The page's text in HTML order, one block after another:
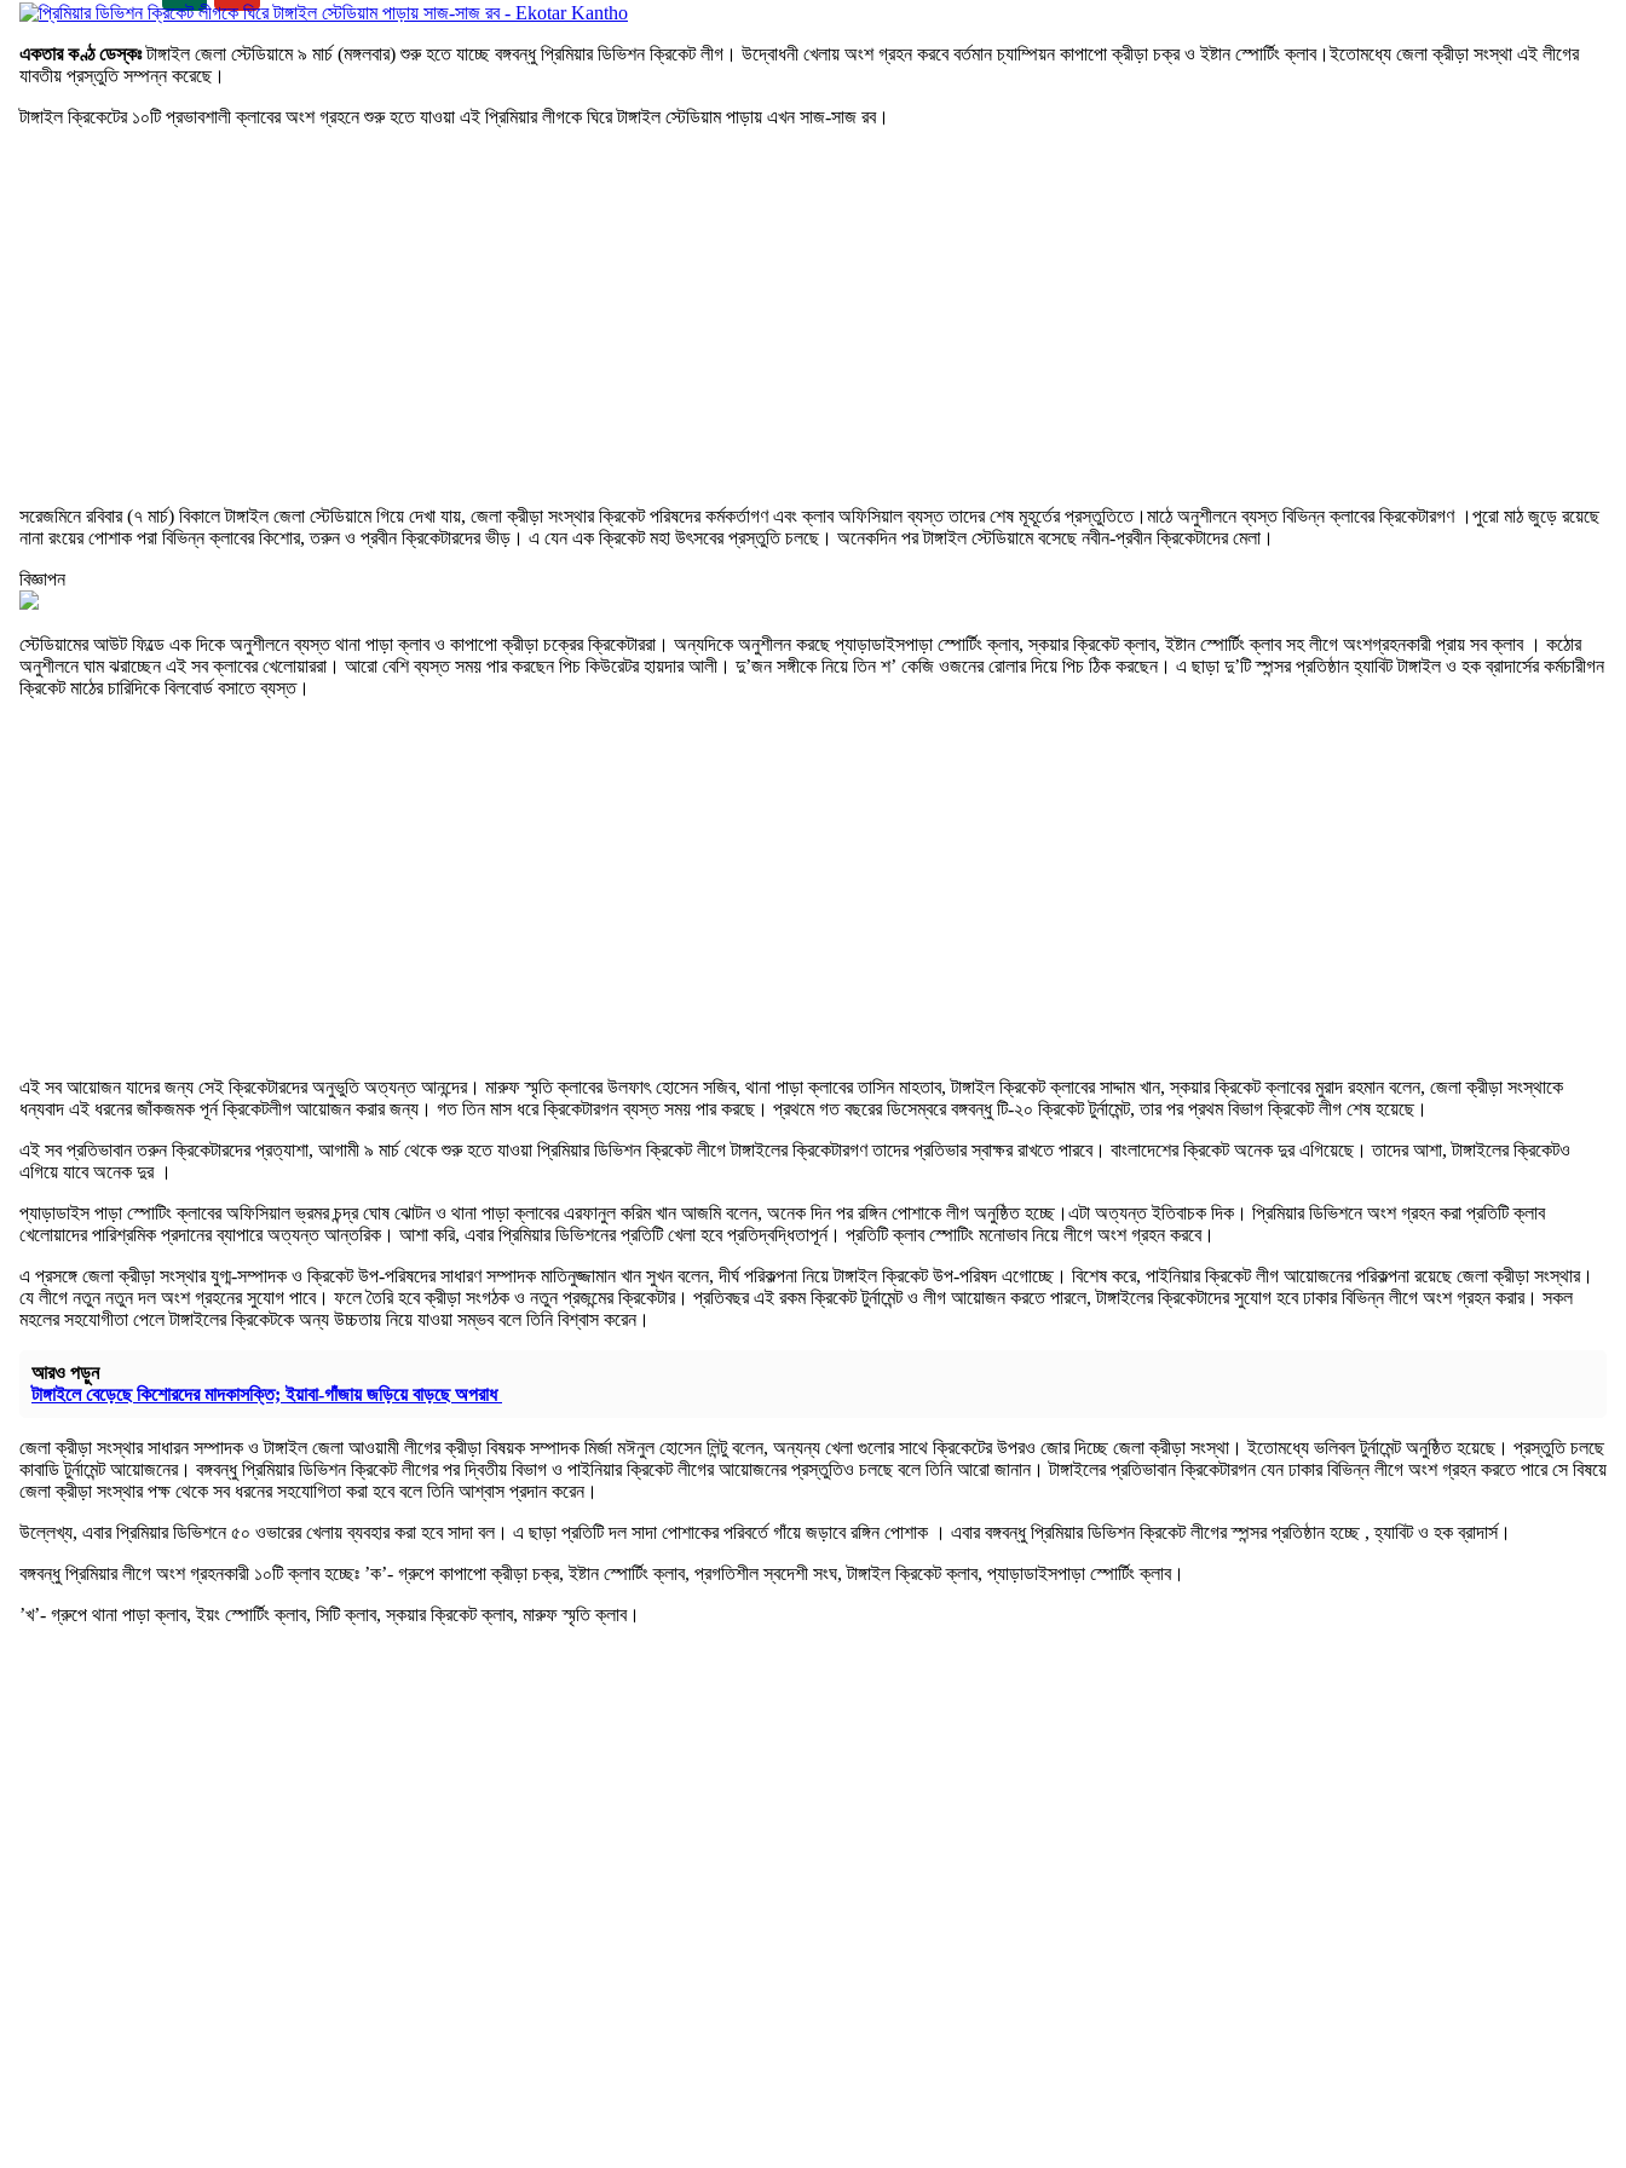
একতার কণ্ঠ ডেস্কঃটাঙ্গাইল জেলা স্টেডিয়ামে ৯ মার্চ (মঙ্গলবার) শুরু হতে যাচ্ছে বঙ্গবন্ধু প্রিমিয়ার ডিভিশন ক্রিকেট লীগ। উদ্বোধনী খেলায় অংশ গ্রহন করবে বর্তমান চ্যাম্পিয়ন কাপাপো ক্রীড়া চক্র ও ইষ্টান স্পোর্টিং ক্লাব।ইতোমধ্যে জেলা ক্রীড়া সংস্থা এই লীগের
যাবতীয় প্রস্তুতি সম্পন্ন করেছে।
টাঙ্গাইল ক্রিকেটের ১০টি প্রভাবশালী ক্লাবের অংশ গ্রহনে শুরু হতে যাওয়া এই প্রিমিয়ার লীগকে ঘিরে টাঙ্গাইল স্টেডিয়াম পাড়ায় এখন সাজ-সাজ রব।
সরেজমিনে রবিবার (৭ মার্চ) বিকালে টাঙ্গাইল জেলা স্টেডিয়ামে গিয়ে দেখা যায়, জেলা ক্রীড়া সংস্থার ক্রিকেট পরিষদের কর্মকর্তাগণ এবং ক্লাব অফিসিয়াল ব্যস্ত তাদের শেষ মূহূর্তের প্রস্তুতিতে।মাঠে অনুশীলনে ব্যস্ত বিভিন্ন ক্লাবের ক্রিকেটারগণ ।পুরো মাঠ জুড়ে রয়েছে
নানা রংয়ের পোশাক পরা বিভিন্ন ক্লাবের কিশোর, তরুন ও প্রবীন ক্রিকেটারদের ভীড়। এ যেন এক ক্রিকেট মহা উৎসবের প্রস্তুতি চলছে। অনেকদিন পর টাঙ্গাইল স্টেডিয়ামে বসেছে নবীন-প্রবীন ক্রিকেটাদের মেলা।
বিজ্ঞাপন
স্টেডিয়ামের আউট ফিল্ডে এক দিকে অনুশীলনে ব্যস্ত থানা পাড়া ক্লাব ও কাপাপো ক্রীড়া চক্রের ক্রিকেটাররা। অন্যদিকে অনুশীলন করছে প্যাড়াডাইসপাড়া স্পোর্টিং ক্লাব, স্কয়ার ক্রিকেট ক্লাব, ইষ্টান স্পোর্টিং ক্লাব সহ লীগে অংশগ্রহনকারী প্রায় সব ক্লাব । কঠোর
অনুশীলনে ঘাম ঝরাচ্ছেন এই সব ক্লাবের খেলোয়াররা। আরো বেশি ব্যস্ত সময় পার করছেন পিচ কিউরেটর হায়দার আলী। দু’জন সঙ্গীকে নিয়ে তিন শ’ কেজি ওজনের রোলার দিয়ে পিচ ঠিক করছেন। এ ছাড়া দু’টি স্পন্সর প্রতিষ্ঠান হ্যাবিট টাঙ্গাইল ও হক ব্রাদার্সের কর্মচারীগন
ক্রিকেট মাঠের চারিদিকে বিলবোর্ড বসাতে ব্যস্ত।
এই সব আয়োজন যাদের জন্য সেই ক্রিকেটারদের অনুভুতি অত্যন্ত আনন্দের। মারুফ স্মৃতি ক্লাবের উলফাৎ হোসেন সজিব, থানা পাড়া ক্লাবের তাসিন মাহতাব, টাঙ্গাইল ক্রিকেট ক্লাবের সাদ্দাম খান, স্কয়ার ক্রিকেট ক্লাবের মুরাদ রহমান বলেন, জেলা ক্রীড়া সংস্থাকে
ধন্যবাদ এই ধরনের জাঁকজমক পূর্ন ক্রিকেটলীগ আয়োজন করার জন্য। গত তিন মাস ধরে ক্রিকেটারগন ব্যস্ত সময় পার করছে। প্রথমে গত বছরের ডিসেম্বরে বঙ্গবন্ধু টি-২০ ক্রিকেট টুর্নামেন্ট, তার পর প্রথম বিভাগ ক্রিকেট লীগ শেষ হয়েছে।
এই সব প্রতিভাবান তরুন ক্রিকেটারদের প্রত্যাশা, আগামী ৯ মার্চ থেকে শুরু হতে যাওয়া প্রিমিয়ার ডিভিশন ক্রিকেট লীগে টাঙ্গাইলের ক্রিকেটারগণ তাদের প্রতিভার স্বাক্ষর রাখতে পারবে। বাংলাদেশের ক্রিকেট অনেক দুর এগিয়েছে। তাদের আশা, টাঙ্গাইলের ক্রিকেটও
এগিয়ে যাবে অনেক দুর ।
প্যাড়াডাইস পাড়া স্পোটিং ক্লাবের অফিসিয়াল ভ্রমর চন্দ্র ঘোষ ঝোটন ও থানা পাড়া ক্লাবের এরফানুল করিম খান আজমি বলেন, অনেক দিন পর রঙ্গিন পোশাকে লীগ অনুষ্ঠিত হচ্ছে।এটা অত্যন্ত ইতিবাচক দিক। প্রিমিয়ার ডিভিশনে অংশ গ্রহন করা প্রতিটি ক্লাব
খেলোয়াদের পারিশ্রমিক প্রদানের ব্যাপারে অত্যন্ত আন্তরিক। আশা করি, এবার প্রিমিয়ার ডিভিশনের প্রতিটি খেলা হবে প্রতিদ্বদ্ধিতাপূর্ন। প্রতিটি ক্লাব স্পোটিং মনোভাব নিয়ে লীগে অংশ গ্রহন করবে।
এ প্রসঙ্গে জেলা ক্রীড়া সংস্থার যুগ্ম-সম্পাদক ও ক্রিকেট উপ-পরিষদের সাধারণ সম্পাদক মাতিনুজ্জামান খান সুখন বলেন, দীর্ঘ পরিকল্পনা নিয়ে টাঙ্গাইল ক্রিকেট উপ-পরিষদ এগোচ্ছে। বিশেষ করে, পাইনিয়ার ক্রিকেট লীগ আয়োজনের পরিকল্পনা রয়েছে জেলা ক্রীড়া সংস্থার।
যে লীগে নতুন নতুন দল অংশ গ্রহনের সুযোগ পাবে। ফলে তৈরি হবে ক্রীড়া সংগঠক ও নতুন প্রজন্মের ক্রিকেটার। প্রতিবছর এই রকম ক্রিকেট টুর্নামেন্ট ও লীগ আয়োজন করতে পারলে, টাঙ্গাইলের ক্রিকেটাদের সুযোগ হবে ঢাকার বিভিন্ন লীগে অংশ গ্রহন করার। সকল
মহলের সহযোগীতা পেলে টাঙ্গাইলের ক্রিকেটকে অন্য উচ্চতায় নিয়ে যাওয়া সম্ভব বলে তিনি বিশ্বাস করেন।
আরও পড়ুন
টাঙ্গাইলে বেড়েছে কিশোরদের মাদকাসক্তি; ইয়াবা-গাঁজায় জড়িয়ে বাড়ছে অপরাধ
জেলা ক্রীড়া সংস্থার সাধারন সম্পাদক ও টাঙ্গাইল জেলা আওয়ামী লীগের ক্রীড়া বিষয়ক সম্পাদক মির্জা মঈনুল হোসেন লিন্টু বলেন, অন্যন্য খেলা গুলোর সাথে ক্রিকেটের উপরও জোর দিচ্ছে জেলা ক্রীড়া সংস্থা। ইতোমধ্যে ভলিবল টুর্নামেন্ট অনুষ্ঠিত হয়েছে। প্রস্তুতি চলছে
কাবাডি টুর্নামেন্ট আয়োজনের। বঙ্গবন্ধু প্রিমিয়ার ডিভিশন ক্রিকেট লীগের পর দ্বিতীয় বিভাগ ও পাইনিয়ার ক্রিকেট লীগের আয়োজনের প্রস্তুতিও চলছে বলে তিনি আরো জানান। টাঙ্গাইলের প্রতিভাবান ক্রিকেটারগন যেন ঢাকার বিভিন্ন লীগে অংশ গ্রহন করতে পারে সে বিষয়ে
জেলা ক্রীড়া সংস্থার পক্ষ থেকে সব ধরনের সহযোগিতা করা হবে বলে তিনি আশ্বাস প্রদান করেন।
উল্লেখ্য, এবার প্রিমিয়ার ডিভিশনে ৫০ ওভারের খেলায় ব্যবহার করা হবে সাদা বল। এ ছাড়া প্রতিটি দল সাদা পোশাকের পরিবর্তে গাঁয়ে জড়াবে রঙ্গিন পোশাক । এবার বঙ্গবন্ধু প্রিমিয়ার ডিভিশন ক্রিকেট লীগের স্পন্সর প্রতিষ্ঠান হচ্ছে , হ্যাবিট ও হক ব্রাদার্স।
বঙ্গবন্ধু প্রিমিয়ার লীগে অংশ গ্রহনকারী ১০টি ক্লাব হচ্ছেঃ ’ক’- গ্রুপে কাপাপো ক্রীড়া চক্র, ইষ্টান স্পোর্টিং ক্লাব, প্রগতিশীল স্বদেশী সংঘ, টাঙ্গাইল ক্রিকেট ক্লাব, প্যাড়াডাইসপাড়া স্পোর্টিং ক্লাব।
’খ’- গ্রুপে থানা পাড়া ক্লাব, ইয়ং স্পোর্টিং ক্লাব, সিটি ক্লাব, স্কয়ার ক্রিকেট ক্লাব, মারুফ স্মৃতি ক্লাব।